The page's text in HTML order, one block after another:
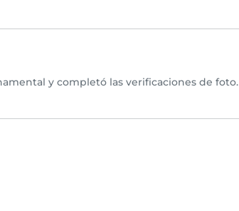
y completó las verificaciones de foto.